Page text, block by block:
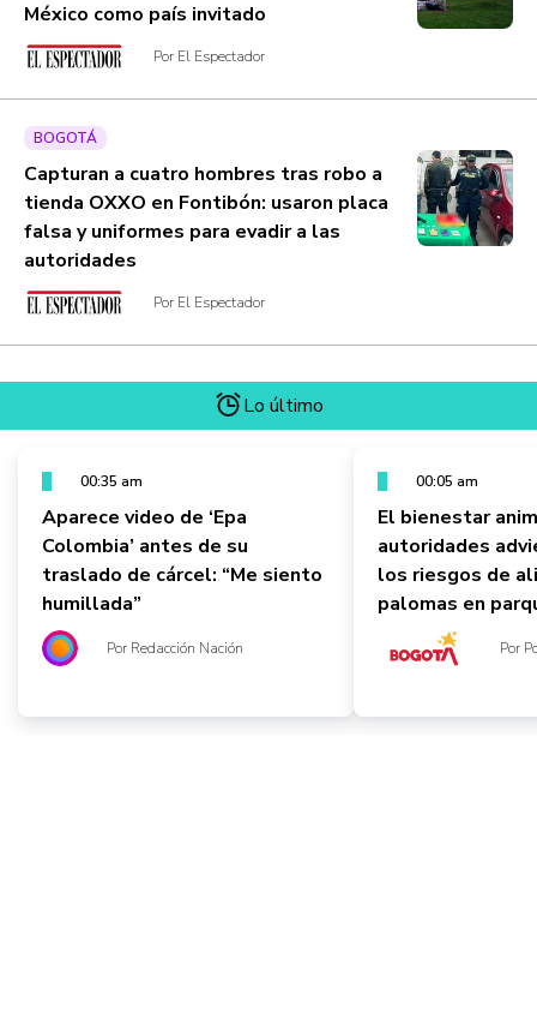
México como país invitado
Por El Espectador
BOGOTÁ
Capturan a cuatro hombres tras robo a
tienda OXXO en Fontibón: usaron placa
falsa y uniformes para evadir a las
autoridades
Por El Espectador
Lo último
00:35 am
Aparece video de ‘Epa
Colombia’ antes de su
traslado de cárcel: “Me siento
humillada”
Por Redacción Nación
00:05 am
El bienestar
autoridades
los riesgos de
palomas en
Por